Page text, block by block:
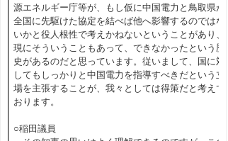
源エネルギー庁等が、もし仮に中国電力と鳥取県が
全国に先駆けた協定を結べば他へ影響するのではな
いかと役人根性で考えかねないということがあり、
現にそういうこともあって、できなかったという歴
史があるのだと思っています。従いまして、国に対
してもしっかりと中国電力を指導すべきだという立
場を主張することが、我々としては得策だと考えて
おります。
○稲田議員